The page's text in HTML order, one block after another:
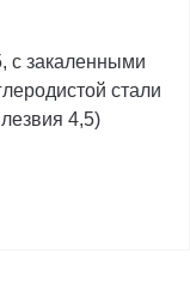
закаленными
стали
4,5)